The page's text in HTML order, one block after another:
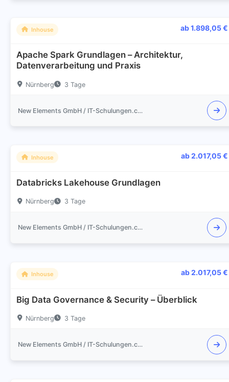
Inhouse ab 1.898,05 €
Apache Spark Grundlagen – Architektur,
Datenverarbeitung und Praxis
Nürnberg 3 Tage
New Elements GmbH / IT-Schulungen.com
Inhouse ab 2.017,05 €
Databricks Lakehouse Grundlagen
Nürnberg 3 Tage
New Elements GmbH / IT-Schulungen.com
Inhouse ab 2.017,05 €
Big Data Governance & Security – Überblick
Nürnberg 3 Tage
New Elements GmbH / IT-Schulungen.com